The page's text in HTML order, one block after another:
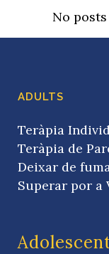
No
ADULTS
Teràpia
Teràpia de
Deixar de
Superar por a